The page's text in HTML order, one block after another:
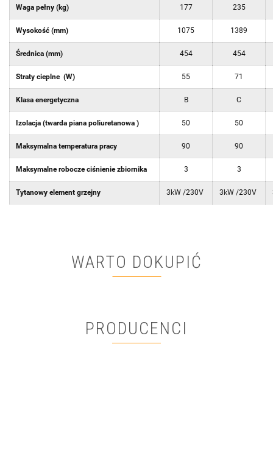
Waga pełny (kg) 177 235
Wysokość (mm) 1075 1389
Średnica (mm) 454 454
Straty cieplne (W) 55 71
Klasa energetyczna B C
Izolacja (twarda piana poliuretanowa ) 50 50
Maksymalna temperatura pracy 90 90
Maksymalne robocze ciśnienie zbiornika 3 3
Tytanowy element grzejny 3kW /230V 3kW /230V
WARTO DOKUPIĆ
PRODUCENCI